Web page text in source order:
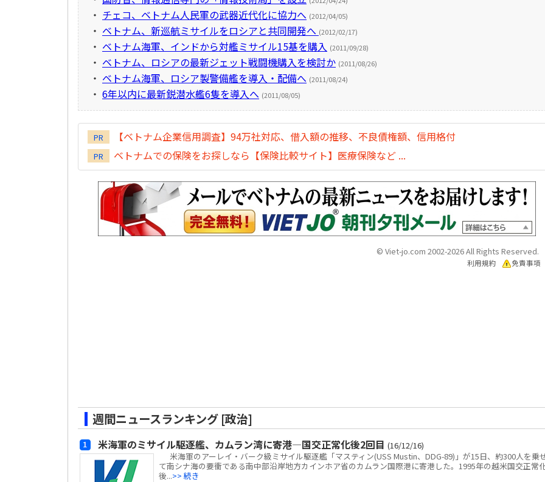
・ チェコ、ベトナム人民軍の武器近代化に協力へ (2012/04/05)
・ ベトナム、新巡航ミサイルをロシアと共同開発へ (2012/02/17)
・ ベトナム海軍、インドから対艦ミサイル15基を購入 (2011/09/28)
・ ベトナム、ロシアの最新ジェット戦闘機購入を検討か (2011/08/26)
・ ベトナム海軍、ロシア製警備艦を導入・配備へ (2011/08/24)
・ 6年以内に最新鋭潜水艦6隻を導入へ (2011/08/05)
PR 【ベトナム企業信用調査】94万社対応、借入額の推移、不良債権額、信用格付
PR ベトナムでの保険をお探しなら【保険比較サイト】医療保険など ...
© Viet-jo.com 2002-2026 All Rights Reserved.
利用規約 免責事項
週間ニュースランキング [政治]
米海軍のミサイル駆逐艦、カムラン湾に寄港―国交正常化後2回目 (16/12/16)
米海軍のアーレイ・バーク級ミサイル駆逐艦「マスティン(USS Mustin、DDG-89)」が15日、約300人を乗
て南シナ海の要衝である南中部沿岸地方カインホア省のカムラン国際港に寄港した。1995年の越米国交正常
後...>> 続き